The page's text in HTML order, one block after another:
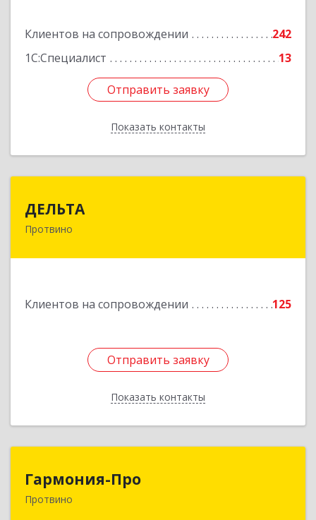
Клиентов на сопровождении
242
1С:Специалист
13
Отправить заявку
Показать контакты
Отправить заявку
Назад
ДЕЛЬТА
Протвино
Клиентов на сопровождении 125
Отправить заявку
Показать контакты
Отправить заявку
Назад
Гармония-Про
Протвино
142280, Московская обл, Протвино г, Ленина